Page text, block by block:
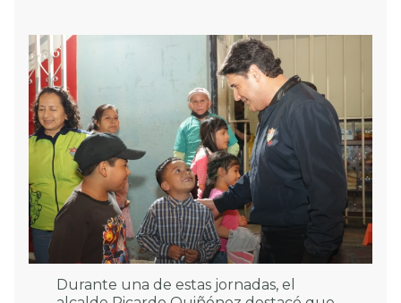
Durante una de estas jornadas, el